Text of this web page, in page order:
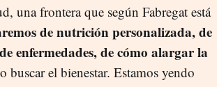
una frontera que según Fabregat está
de nutrición personalizada, de
enfermedades, de cómo alargar la
buscar el bienestar. Estamos yendo